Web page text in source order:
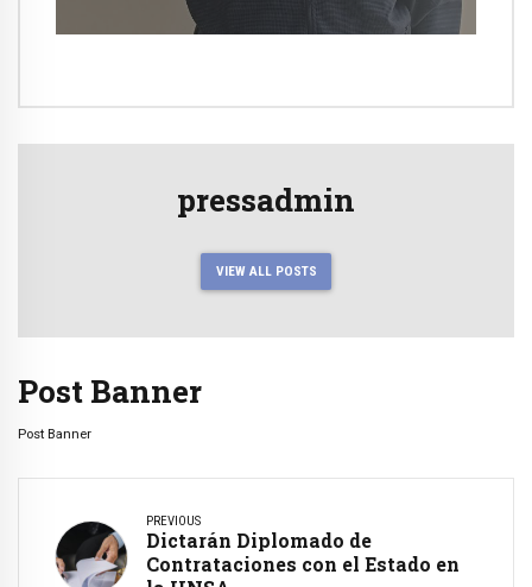
pressadmin
VIEW ALL POSTS
Post Banner
Post Banner
PREVIOUS
Dictarán Diplomado de
Contrataciones con el Estado en